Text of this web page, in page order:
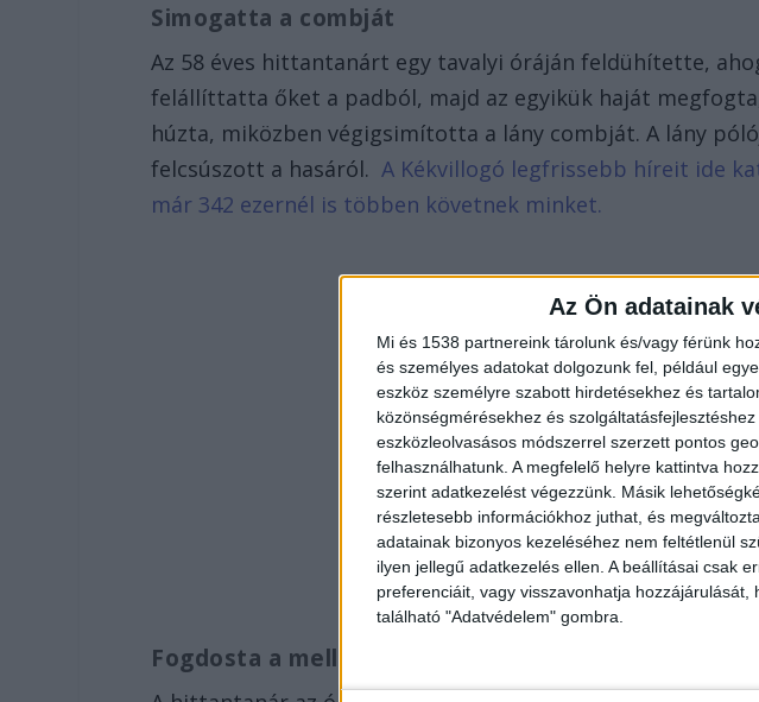
Az Ön adatainak
Mi és 1538 partnereink tárolunk és/vagy férünk
és személyes adatokat dolgozunk fel, például
eszköz személyre szabott hirdetésekhez és
közönségmérésekhez és szolgáltatásfejlesztéshez
eszközleolvasásos módszerrel szerzett pontos
felhasználhatunk. A megfelelő helyre kattintva
szerint adatkezelést végezzünk. Másik
részletesebb információkhoz juthat, és
adatainak bizonyos kezeléséhez nem feltétlenül
ilyen jellegű adatkezelés ellen. A beállításai csak
preferenciáit, vagy visszavonhatja
található "Adatvédelem" gombra.
Simogatta a combját
Az 58 éves hittantanárt egy tavalyi óráján feldühítette,
felállíttatta őket a padból, majd az egyikük haját
húzta, miközben végigsimította a lány combját. A lány
felcsúszott a hasáról.A Kékvillogó legfrissebb híreit ide
már 342 ezernél is többen követnek minket.
Fogdosta a melleiket